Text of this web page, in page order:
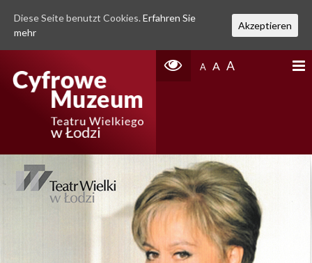
A A A
Diese Seite benutzt Cookies. Erfahren Sie
mehr
Akzeptieren